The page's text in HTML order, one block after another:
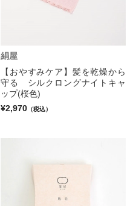
絹屋
【おやすみケア】髪を乾燥から
守る シルクロングナイトキャ
ップ(桜色)
¥2,970 （税込）